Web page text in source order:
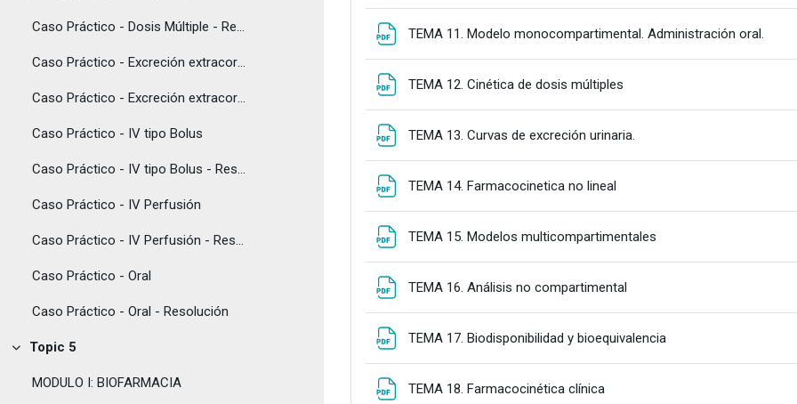
Caso Práctico - Dosis Múltiple - Resolución
Caso Práctico - Excreción extracorporea
Caso Práctico - Excreción extracorporea - Resolución
Caso Práctico - IV tipo Bolus
Caso Práctico - IV tipo Bolus - Resolución
Caso Práctico - IV Perfusión
Caso Práctico - IV Perfusión - Resolución
Caso Práctico - Oral
Caso Práctico - Oral - Resolución
Tolestu
Topic 5
MODULO I: BIOFARMACIA
TEMA 11. Modelo monocompartimental. Administración oral.
TEMA 12. Cinética de dosis múltiples
TEMA 13. Curvas de excreción urinaria.
TEMA 14. Farmacocinetica no lineal
TEMA 15. Modelos multicompartimentales
TEMA 16. Análisis no compartimental
TEMA 17. Biodisponibilidad y bioequivalencia
TEMA 18. Farmacocinética clínica